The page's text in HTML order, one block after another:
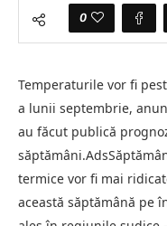
0
Temperaturile vor fi
a lunii septembrie,
au făcut publică
termice vor fi mai
această săptămână pe